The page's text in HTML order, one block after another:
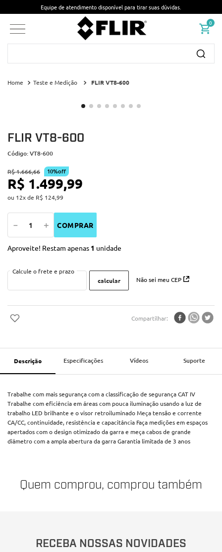
Equipe de atendimento disponível para tirar suas dúvidas.
0
Busque por nome ou código...
Teste e Medição FLIR VT8-600
FLIR VT8-600
Código:VT8-600
R$1.666,66 10%off
R$ 1.499,99
ou 12x de R$ 124,99
＋
－ COMPRAR
Aproveite! Restam apenas 1 unidade
Não sei meu CEP
Compartilhar
Descrição Especificações Vídeos Suporte
Trabalhe com mais segurança com a classificação de segurança CAT IV
Trabalhe com eficiência em áreas com pouca iluminação usando a luz de
trabalho LED brilhante e o visor retroiluminado Meça tensão e corrente
CA/CC, continuidade, resistência e capacitância Faça medições em espaços
apertados com o design otimizado da garra e meça cabos de grande
diâmetro com a ampla abertura da garra Garantia limitada de 3 anos
Quem comprou, comprou também
RECEBA NOSSAS NOVIDADES